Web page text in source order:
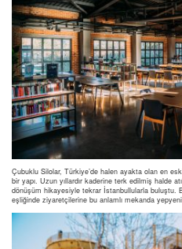
Çubuklu Silolar, Türkiye’de halen ayakta olan en
bir yapı. Uzun yıllardır kaderine terk edilmiş halde
dönüşüm hikayesiyle tekrar İstanbullularla buluştu.
eşliğinde ziyaretçilerine bu anlamlı mekanda